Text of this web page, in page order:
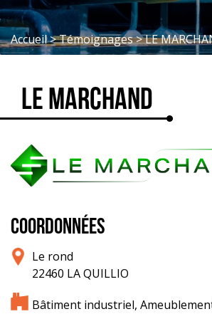
Accueil>Témoignages>LE
LE MARCHAND
COORDONNÉES
Le rond
22460 LA QUILLIO
Bâtiment industriel,